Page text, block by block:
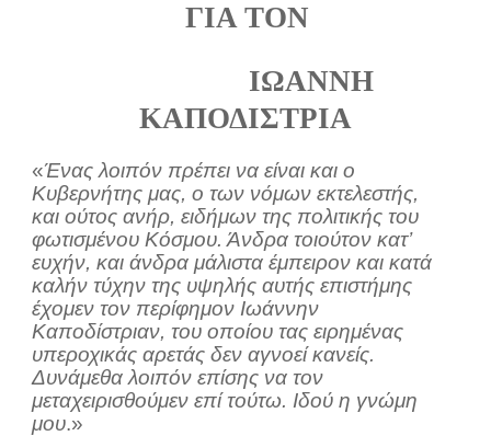
ΓΙΑ ΤΟΝ
ΙΩΑΝΝΗ
ΚΑΠΟΔΙΣΤΡΙΑ
«Ένας λοιπόν πρέπει να είναι και ο
Κυβερνήτης μας, ο των νόμων εκτελεστής,
και ούτος ανήρ, ειδήμων της πολιτικής του
φωτισμένου Κόσμου. Άνδρα τοιούτον κατ’
ευχήν, και άνδρα μάλιστα έμπειρον και κατά
καλήν τύχην της υψηλής αυτής επιστήμης
έχομεν τον περίφημον Ιωάννην
Καποδίστριαν, του οποίου τας ειρημένας
υπεροχικάς αρετάς δεν αγνοεί κανείς.
Δυνάμεθα λοιπόν επίσης να τον
μεταχειρισθούμεν επί τούτω. Ιδού η γνώμη
μου.»